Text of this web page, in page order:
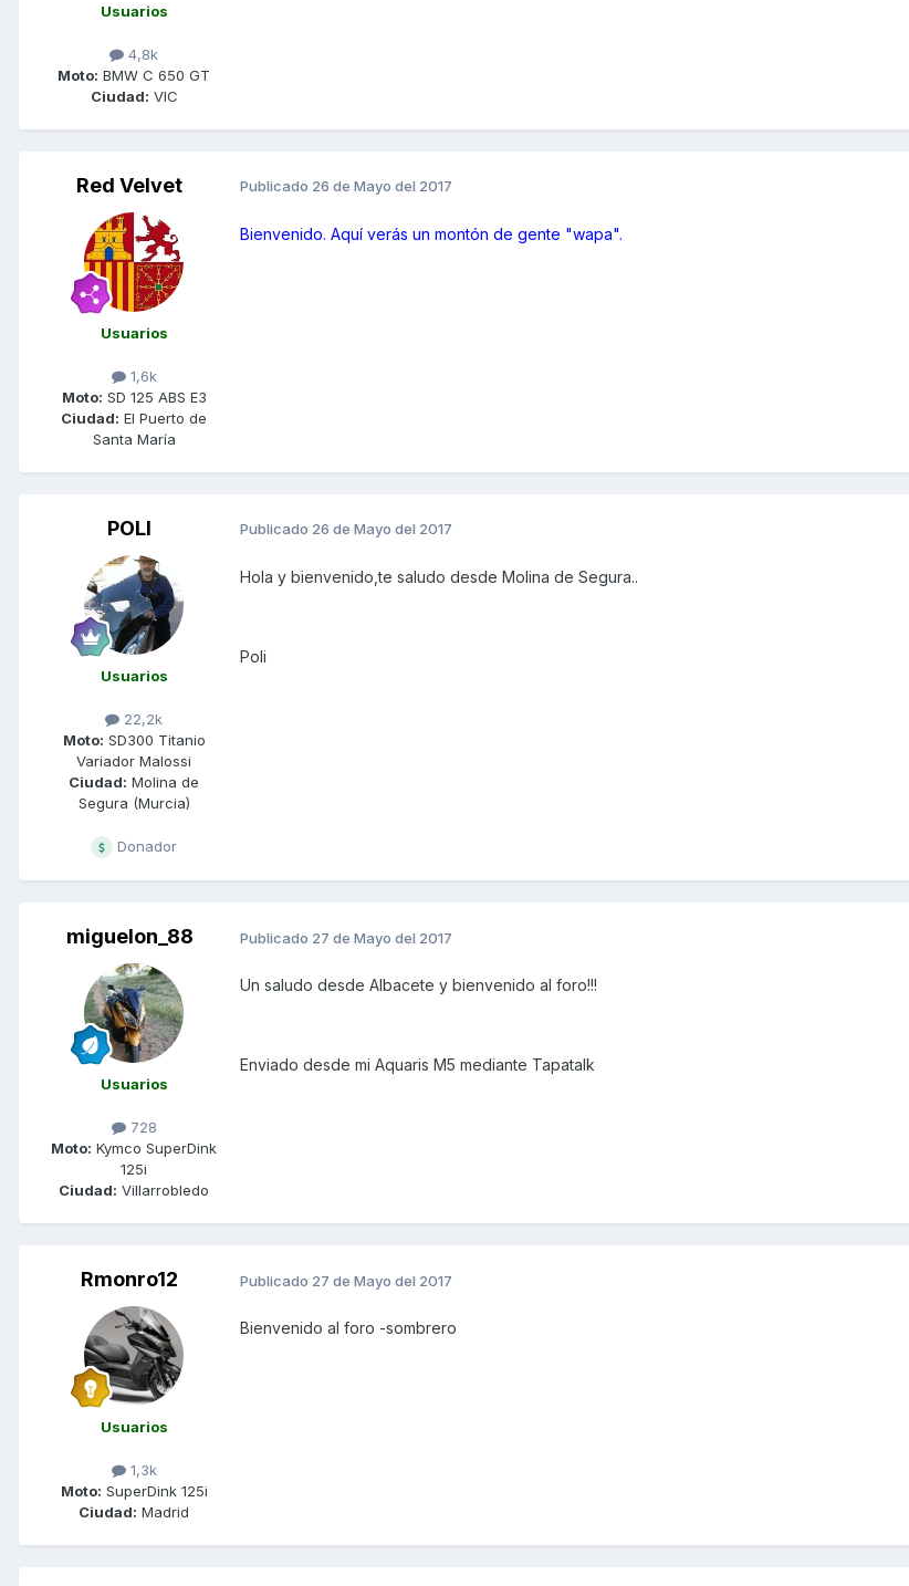
Usuarios
4,8k
Moto: BMW C 650 GT
Ciudad: VIC
Red Velvet
Usuarios
1,6k
Moto: SD 125 ABS E3
Ciudad: El Puerto de
Santa María
Publicado 26 de Mayo del 2017
Bienvenido. Aquí verás un montón de gente "wapa".
POLI
Usuarios
22,2k
Moto: SD300 Titanio
Variador Malossi
Ciudad: Molina de
Segura (Murcia)
Donador
Publicado 26 de Mayo del 2017
Hola y bienvenido,te saludo desde Molina de Segura..
Poli
miguelon_88
Usuarios
728
Moto: Kymco SuperDink
125i
Ciudad: Villarrobledo
Publicado 27 de Mayo del 2017
Un saludo desde Albacete y bienvenido al foro!!!
Enviado desde mi Aquaris M5 mediante Tapatalk
Rmonro12
Usuarios
1,3k
Moto: SuperDink 125i
Ciudad: Madrid
Publicado 27 de Mayo del 2017
Bienvenido al foro -sombrero